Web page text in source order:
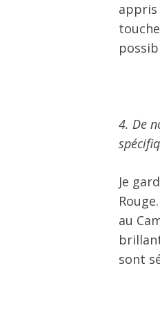
appris
4. De
Je
au
sont